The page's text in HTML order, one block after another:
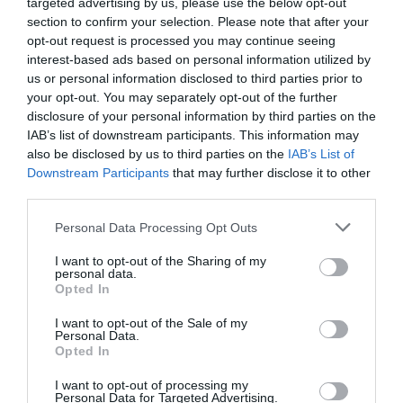
section to confirm your selection. Please note that after your
opt-out request is processed you may continue seeing
interest-based ads based on personal information utilized by
us or personal information disclosed to third parties prior to
your opt-out. You may separately opt-out of the further
disclosure of your personal information by third parties on the
IAB’s list of downstream participants. This information may
also be disclosed by us to third parties on the IAB’s List of
Downstream Participants that may further disclose it to other
Personal Data Processing Opt Outs
I want to opt-out of the Sharing of my
personal data.
Opted In
I want to opt-out of the Sale of my
Personal Data.
Opted In
I want to opt-out of processing my
Personal Data for Targeted Advertising.
■ accès à leurs propres informations, stockées dans
le SIS,
■ rectification lorsque les données ont été stockées,
sur la base d’un erreur de droit ou matériel,
■ intenter une action aux autorités compétentes afin
incorrectes, ainsi qu’une indemnisation éventuelle.
Ceci dit, l’intéressé a droit à demander des
dans le SIS. La demande doit être faite par écrit dans
l’une des langues suivantes:
ou allemand.